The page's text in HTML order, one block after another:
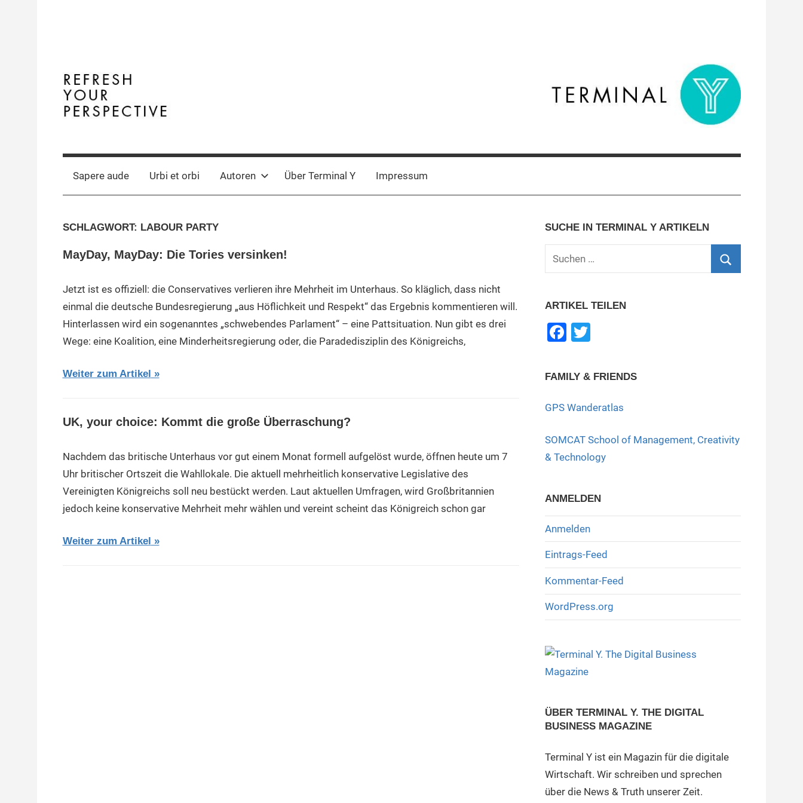
Terminal
Y
Digital
Business
Sapere aude Urbi et orbi Autoren Über Terminal Y Impressum
SCHLAGWORT: LABOUR PARTY
MayDay, MayDay: Die Tories versinken!
Jetzt ist es offiziell: die Conservatives verlieren ihre Mehrheit im Unterhaus. So kläglich, dass nicht
einmal die deutsche Bundesregierung „aus Höflichkeit und Respekt“ das Ergebnis kommentieren will.
Hinterlassen wird ein sogenanntes „schwebendes Parlament“ – eine Pattsituation. Nun gibt es drei
Wege: eine Koalition, eine Minderheitsregierung oder, die Paradedisziplin des Königreichs,
Weiter zum Artikel
UK, your choice: Kommt die große Überraschung?
Nachdem das britische Unterhaus vor gut einem Monat formell aufgelöst wurde, öffnen heute um 7
Uhr britischer Ortszeit die Wahllokale. Die aktuell mehrheitlich konservative Legislative des
Vereinigten Königreichs soll neu bestückt werden. Laut aktuellen Umfragen, wird Großbritannien
jedoch keine konservative Mehrheit mehr wählen und vereint scheint das Königreich schon gar
Weiter zum Artikel
SUCHE IN TERMINAL Y ARTIKELN
Suchen
nach:
ARTIKEL TEILEN
F
c
b
o
k
T
tt
FAMILY & FRIENDS
GPS Wanderatlas
SOMCAT School of Management, Creativity
& Technology
ANMELDEN
Anmelden
Eintrags-Feed
Kommentar-Feed
WordPress.org
ÜBER TERMINAL Y. THE DIGITAL
BUSINESS MAGAZINE
Terminal Y ist ein Magazin für die digitale
Wirtschaft. Wir schreiben und sprechen
über die News & Truth unserer Zeit.